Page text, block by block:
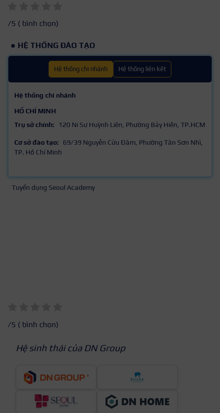
/5 ( bình chọn)
HỆ THỐNG ĐÀO TẠO
Hệ thống chi nhánh Hệ thống liên kết
Hệ thống chi nhánh
HỒ CHÍ MINH
Trụ sở chính:
120 Ni Sư Huỳnh Liên, Phường Bảy Hiền, TP.HCM
Cơ sở đào tạo:
69/39 Nguyễn Cửu Đàm, Phường Tân Sơn Nhì,
TP. Hồ Chí Minh
Tuyển dụng Seoul Academy
/5 ( bình chọn)
Hệ sinh thái của DN Group